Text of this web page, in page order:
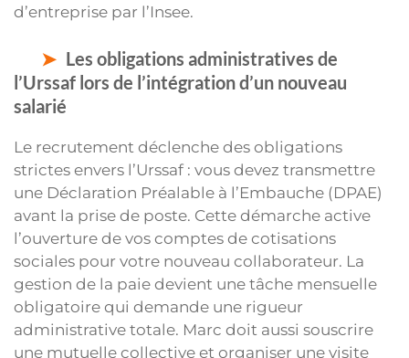
d’entreprise par l’Insee.
Les obligations administratives de
l’Urssaf lors de l’intégration d’un nouveau
salarié
Le recrutement déclenche des obligations
strictes envers l’Urssaf : vous devez transmettre
une Déclaration Préalable à l’Embauche (DPAE)
avant la prise de poste. Cette démarche active
l’ouverture de vos comptes de cotisations
sociales pour votre nouveau collaborateur. La
gestion de la paie devient une tâche mensuelle
obligatoire qui demande une rigueur
administrative totale. Marc doit aussi souscrire
une mutuelle collective et organiser une visite